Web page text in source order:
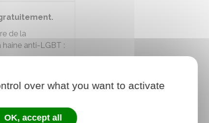
de la
anti-LGBT :
over what you want to activate
OK, accept all